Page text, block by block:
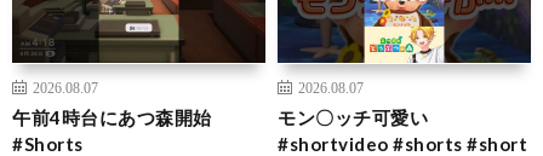
2026.08.07
午前4時台にあつ森開始
#Shorts
2026.08.07
モン〇ッチ可愛い
#shortvideo #shorts #short